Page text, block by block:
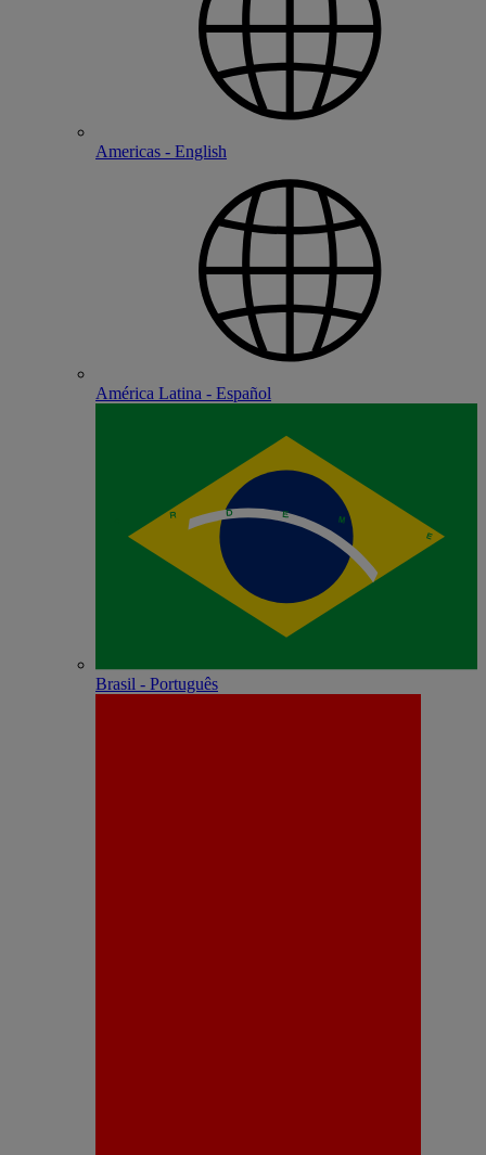
Americas - English
América Latina - Español
Brasil - Português